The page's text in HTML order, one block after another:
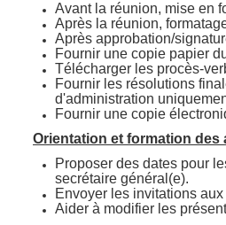
Avant la réunion, mise en
Après la réunion,
Après approbation/
Fournir une copie papier
Télécharger les procès-
Fournir les résolutions
d'administration
Fournir une copie
Orientation et formation
Proposer des dates pour
secrétaire général(e).
Envoyer les invitations
Aider à modifier les